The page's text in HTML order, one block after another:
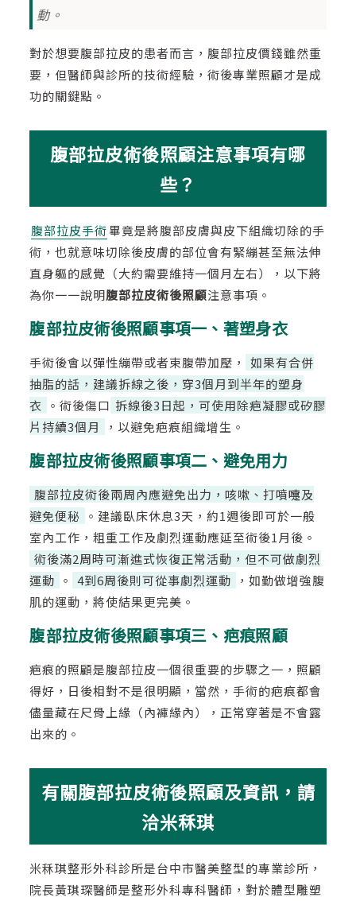
動。
對於想要腹部拉皮的患者而言，腹部拉皮價錢雖然重
要，但醫師與診所的技術經驗，術後專業照顧才是成
功的關鍵點。
腹部拉皮術後照顧注意事項有哪
些？
腹部拉皮手術畢竟是將腹部皮膚與皮下組織切除的手
術，也就意味切除後皮膚的部位會有緊繃甚至無法伸
直身軀的感覺（大約需要維持一個月左右），以下將
為你一一說明腹部拉皮術後照顧注意事項。
腹部拉皮術後照顧事項一、著塑身衣
手術後會以彈性繃帶或者束腹帶加壓，
如果有合併
抽脂的話，建議拆線之後，穿3個月到半年的塑身
衣
。術後傷口 拆線後3日起，可使用除疤凝膠或矽膠
片持續3個月
，以避免疤痕組織增生。
腹部拉皮術後照顧事項二、避免用力
腹部拉皮術後兩周內應避免出力，咳嗽、打噴嚏及
避免便秘
。建議臥床休息3天，約1週後即可於一般
室內工作，粗重工作及劇烈運動應延至術後1月後。
術後滿2周時可漸進式恢復正常活動，但不可做劇烈
運動 。 4到6周後則可從事劇烈運動
，如勤做增強腹
肌的運動，將使結果更完美。
腹部拉皮術後照顧事項三、疤痕照顧
疤痕的照顧是腹部拉皮一個很重要的步驟之一，照顧
得好，日後相對不是很明顯，當然，手術的疤痕都會
儘量藏在尺骨上緣（內褲緣內），正常穿著是不會露
出來的。
有關腹部拉皮術後照顧及資訊，請
洽米秝琪
米秝琪整形外科診所是台中市醫美整型的專業診所，
院長黃琪琛醫師是整形外科專科醫師，對於體型雕塑